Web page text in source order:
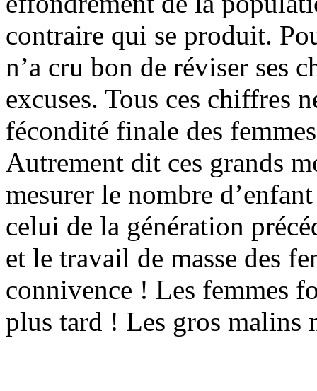
contraire qui se produit.
n’a cru bon de réviser ses
excuses. Tous ces chiffres
fécondité finale des
Autrement dit ces grands
mesurer le nombre
celui de la génération
et le travail de masse des
connivence ! Les femmes
plus tard ! Les gros malins